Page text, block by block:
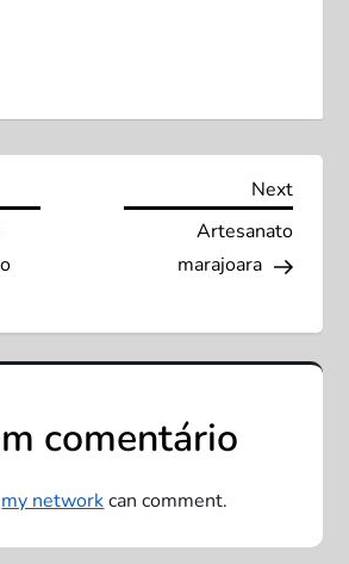
Next
Next
Artesanato
marajoara
comentário
my networkcan comment.